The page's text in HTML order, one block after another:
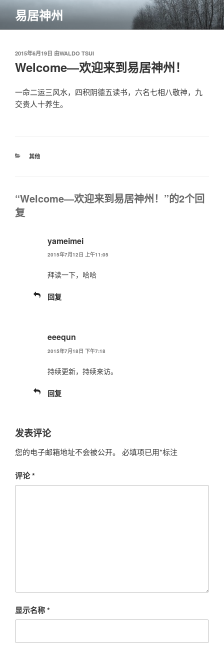
跳
内
易居神州
发
布
于
2015年6月19日 由WALDO TSUI
Welcome—欢迎来到易居神州！
一命二运三风水，四积阴德五读书，六名七相八敬神，九
交贵人十养生。
分
其他
“Welcome—欢迎来到易居神州！”的2个回
复
yameimei
2015年7月12日 上午11:05
拜读一下，哈哈
回复
eeequn
2015年7月18日 下午7:18
持续更新，持续来访。
回复
发表评论
您的电子邮箱地址不会被公开。 必填项已用*标注
评论*
显示名称*